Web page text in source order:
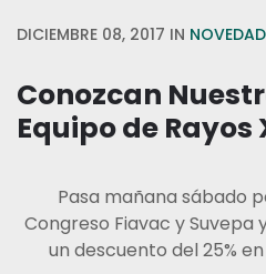
DICIEMBRE 08, 2017 IN
Conozcan
Equipo de Rayos
Pasa mañana sábado
Congreso Fiavac y
un descuento del 25%